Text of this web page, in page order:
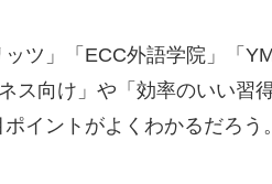
ツ」「ECC外語学院」「
ス向け」や「効率のいい習
イントがよくわかるだろう。